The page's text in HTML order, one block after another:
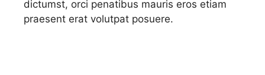
dictumst, orci penatibus mauris eros etiam
praesent erat volutpat posuere.